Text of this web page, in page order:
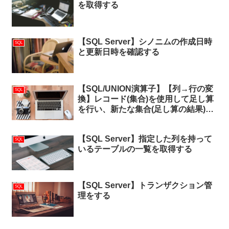
を取得する
SQL
【SQL Server】シノニムの作成日時
と更新日時を確認する
SQL
【SQL/UNION演算子】【列→行の変
換】レコード(集合)を使用して足し算
を行い、新たな集合(足し算の結果)を
SQL
【SQL Server】指定した列を持って
いるテーブルの一覧を取得する
SQL
【SQL Server】トランザクション管
理をする